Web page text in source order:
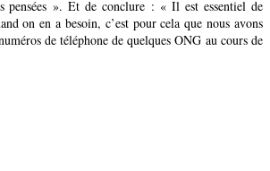
pensées ». Et de conclure : « Il est essentiel de
on en a besoin, c’est pour cela que nous avons
de téléphone de quelques ONG au cours de